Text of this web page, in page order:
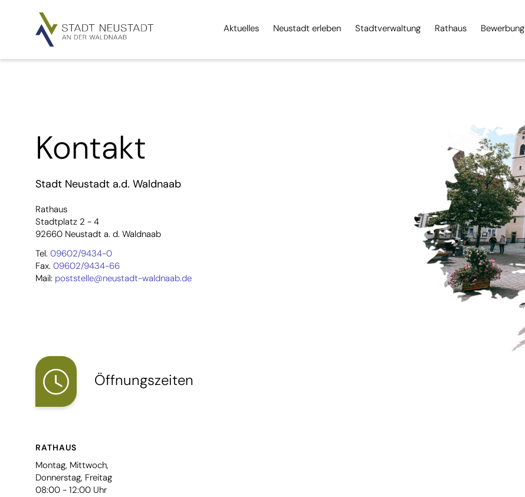
Aktuelles Neustadt erleben Stadtverwaltung Rathaus Bewerbung
Kontakt
Stadt Neustadt a.d. Waldnaab
Rathaus
Stadtplatz 2 - 4
92660 Neustadt a. d. Waldnaab
Tel. 09602/9434-0
Fax. 09602/9434-66
Mail: poststelle@neustadt-waldnaab.de
Öffnungszeiten
RATHAUS
Montag, Mittwoch,
Donnerstag, Freitag
08:00 - 12:00 Uhr